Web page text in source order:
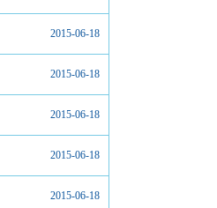
2015-06-18
2015-06-18
2015-06-18
2015-06-18
2015-06-18